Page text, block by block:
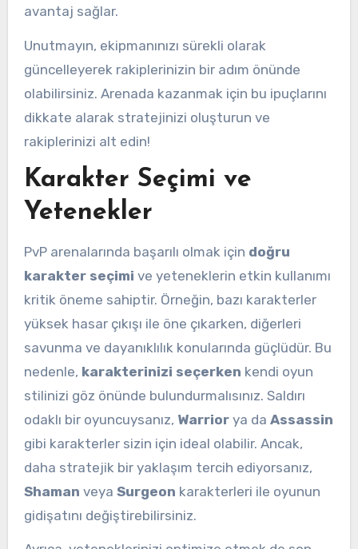
avantaj sağlar.
Unutmayın, ekipmanınızı sürekli olarak
güncelleyerek rakiplerinizin bir adım önünde
olabilirsiniz. Arenada kazanmak için bu ipuçlarını
dikkate alarak stratejinizi oluşturun ve
rakiplerinizi alt edin!
Karakter Seçimi ve
Yetenekler
PvP arenalarında başarılı olmak için doğru
karakter seçimi ve yeteneklerin etkin kullanımı
kritik öneme sahiptir. Örneğin, bazı karakterler
yüksek hasar çıkışı ile öne çıkarken, diğerleri
savunma ve dayanıklılık konularında güçlüdür. Bu
nedenle, karakterinizi seçerken kendi oyun
stilinizi göz önünde bulundurmalısınız. Saldırı
odaklı bir oyuncuysanız, Warriorya da Assassin
gibi karakterler sizin için ideal olabilir. Ancak,
daha stratejik bir yaklaşım tercih ediyorsanız,
Shaman veya Surgeon karakterleri ile oyunun
gidişatını değiştirebilirsiniz.